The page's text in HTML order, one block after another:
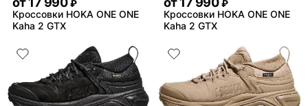
₽
Кроссовки HOKA ONE ONE
Kaha 2 GTX
₽
Кроссовки HOKA ONE ONE
Kaha 2 GTX